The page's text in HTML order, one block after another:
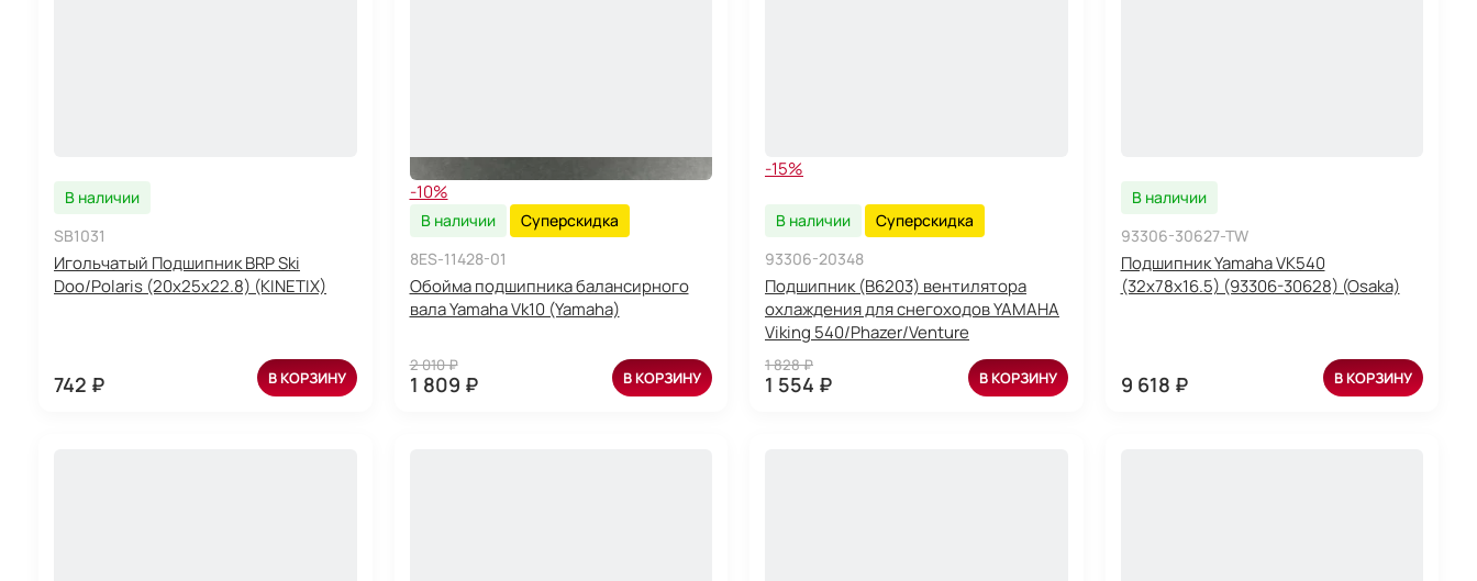
В наличии
SB1031
Игольчатый Подшипник BRP Ski
Doo/Polaris (20х25х22.8) (KINETIX)
742 ₽ В КОРЗИНУ
-10%
В наличии
Суперскидка
8ES-11428-01
Обойма подшипника балансирного
вала Yamaha Vk10 (Yamaha)
2 010 ₽
1 809 ₽ В КОРЗИНУ
-15%
В наличии
Суперскидка
93306-20348
Подшипник (B6203) вентилятора
охлаждения для снегоходов YAMAHA
Viking 540/Phazer/Venture
1 828 ₽
1 554 ₽ В КОРЗИНУ
В наличии
93306-30627-TW
Подшипник Yamaha VK540
(32x78x16.5) (93306-30628) (Osaka)
9 618 ₽ В КОРЗИНУ